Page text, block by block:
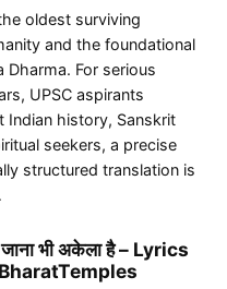
oldest surviving
and the foundational
Dharma. For serious
UPSC aspirants
Indian history, Sanskrit
seekers, a precise
structured translation is
भी अकेला है – Lyrics